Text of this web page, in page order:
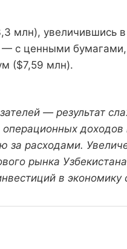
млн), увеличившись в
— с ценными бумагами,
($7,59 млн).
— результат
операционных
за расходами.
рынка
в экономику